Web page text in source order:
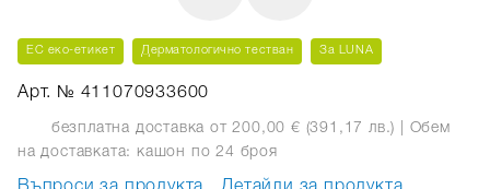
ЕС еко-етикет Дерматологично тестван За LUNA
Арт. № 411070933600
безплатна доставка от 200,00 € (391,17 лв.) | Обем
на доставката: кашон по 24 броя